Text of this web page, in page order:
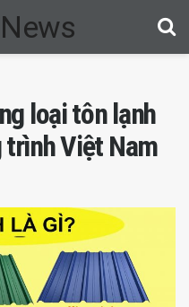
loại tôn lạnh
Việt Nam